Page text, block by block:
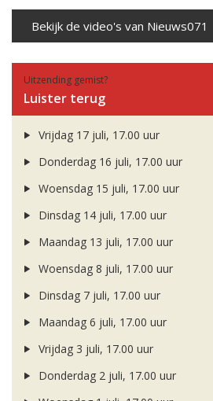
Bekijk de video's van Nieuws071
Uitzending gemist?
Luister terug
Vrijdag 17 juli, 17.00 uur
Donderdag 16 juli, 17.00 uur
Woensdag 15 juli, 17.00 uur
Dinsdag 14 juli, 17.00 uur
Maandag 13 juli, 17.00 uur
Woensdag 8 juli, 17.00 uur
Dinsdag 7 juli, 17.00 uur
Maandag 6 juli, 17.00 uur
Vrijdag 3 juli, 17.00 uur
Donderdag 2 juli, 17.00 uur